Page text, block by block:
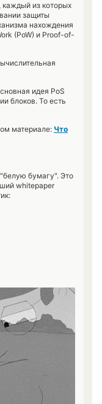
из которых
защиты
нахождения
(PoW) и Proof-of-
идея PoS
блоков. То есть
материале: Что
бумагу". Это
whitepaper